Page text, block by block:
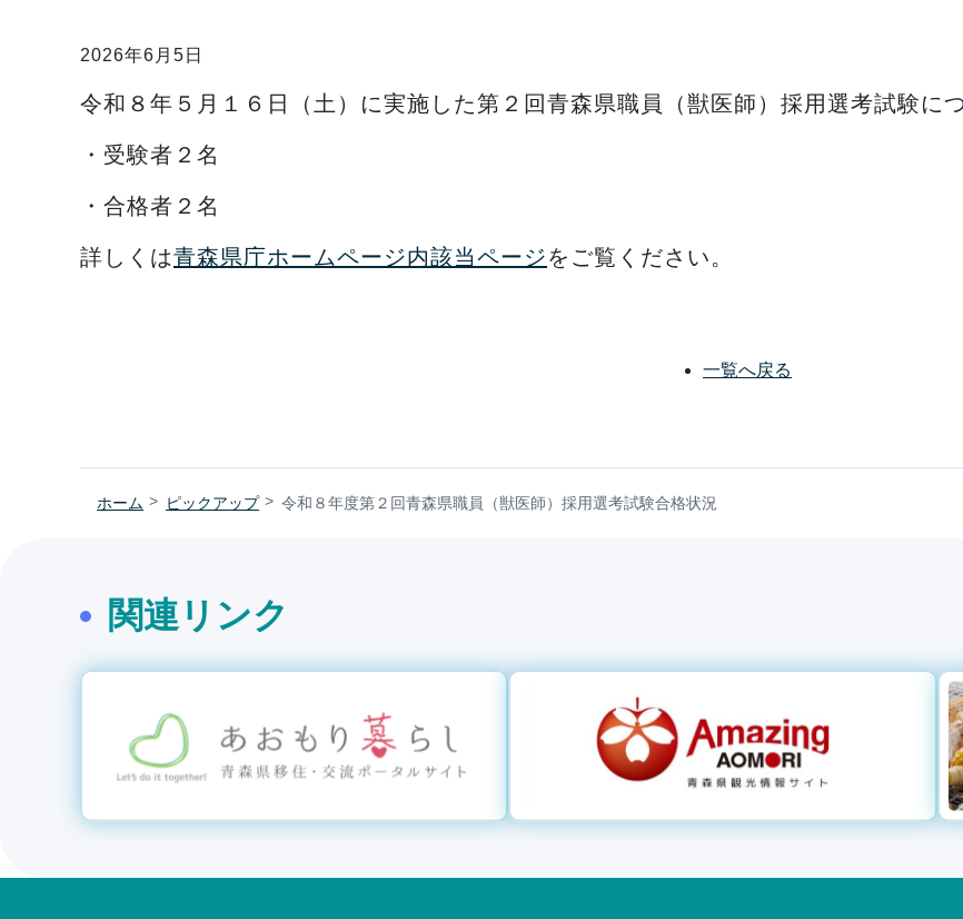
2026年6月5日
令和８年５月１６日（土）に実施した第２回青森県職員（獣医師）採用選考試験に
・受験者２名
・合格者２名
詳しくは青森県庁ホームページ内該当ページをご覧ください。
一覧へ戻る
ホーム ピックアップ 令和８年度第２回青森県職員（獣医師）採用選考試験合格状況
関連リンク